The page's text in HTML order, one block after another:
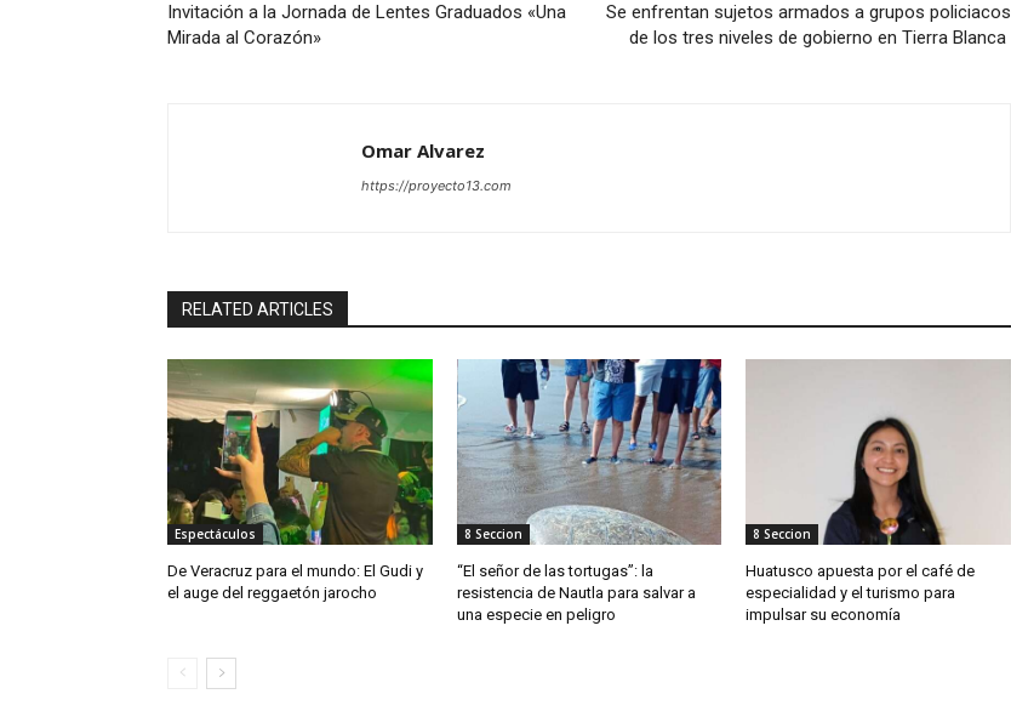
Invitación a la Jornada de Lentes Graduados «Una
Mirada al Corazón»
Se enfrentan sujetos armados a grupos policiacos
de los tres niveles de gobierno en Tierra Blanca
Omar Alvarez
https://proyecto13.com
RELATED ARTICLES
Espectáculos
De Veracruz para el mundo: El Gudi y
el auge del reggaetón jarocho
8 Seccion
“El señor de las tortugas”: la
resistencia de Nautla para salvar a
una especie en peligro
8 Seccion
Huatusco apuesta por el café de
especialidad y el turismo para
impulsar su economía